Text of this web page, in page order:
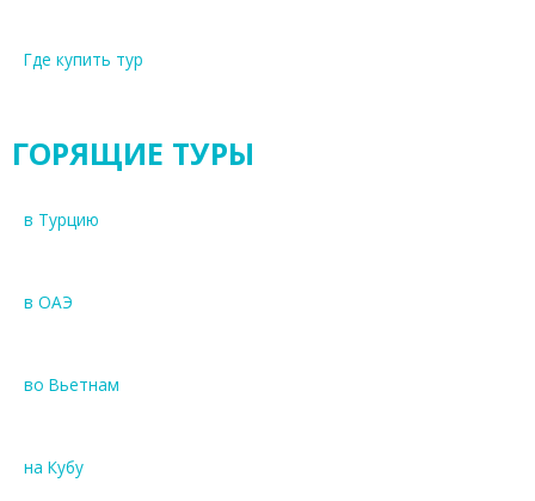
Где купить тур
ГОРЯЩИЕ ТУРЫ
в Турцию
в ОАЭ
во Вьетнам
на Кубу